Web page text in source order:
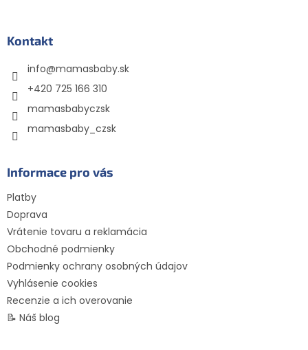
Kontakt
info@mamasbaby.sk
+420 725 166 310
mamasbabyczsk
mamasbaby_czsk
Informace pro vás
Platby
Doprava
Vrátenie tovaru a reklamácia
Obchodné podmienky
Podmienky ochrany osobných údajov
Vyhlásenie cookies
Recenzie a ich overovanie
📝 Náš blog